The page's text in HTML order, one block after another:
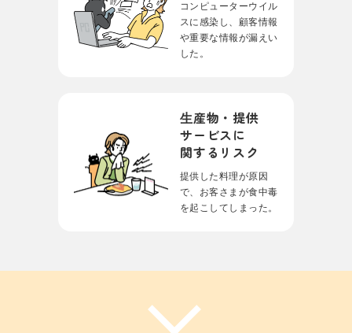
コンピューターウイル
スに感染し、 顧客情報
や重要な情報が漏えい
した。
⽣産物・提供
サービスに
関するリスク
提供した料理が原因
で、 お客さまが⾷中毒
を起こしてしまった。